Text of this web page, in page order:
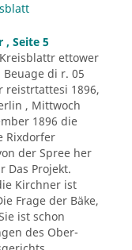
, Seite 5
ettower
di r. 05
reistrtattesi 1896,
, Mittwoch
1896 die
Rixdorfer
der Spree her
Das Projekt.
Kirchner ist
Frage der Bäke,
ist schon
des Ober-